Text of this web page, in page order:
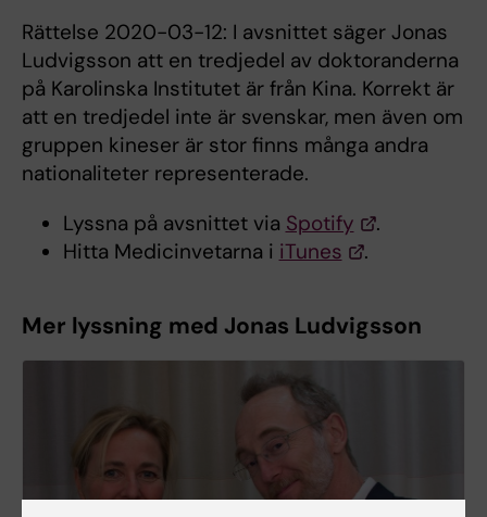
Rättelse 2020-03-12: I avsnittet säger Jonas
Ludvigsson att en tredjedel av doktoranderna
på Karolinska Institutet är från Kina. Korrekt är
att en tredjedel inte är svenskar, men även om
gruppen kineser är stor finns många andra
nationaliteter representerade.
Lyssna på avsnittet via Spotify
.
Hitta Medicinvetarna i iTunes .
Mer lyssning med Jonas Ludvigsson